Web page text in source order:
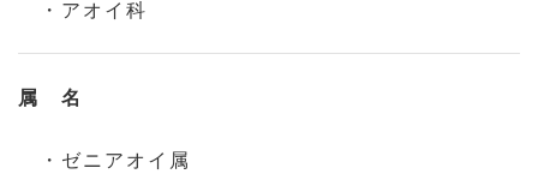
・アオイ科
属 名
・ゼニアオイ属